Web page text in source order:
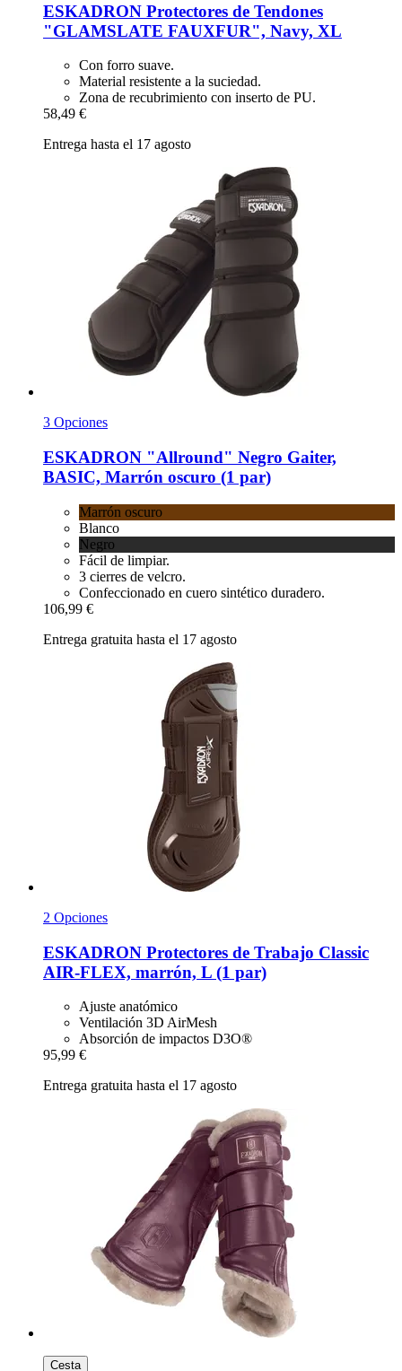
ESKADRON Protectores de Tendones
"GLAMSLATE FAUXFUR", Navy, XL
Con forro suave.
Material resistente a la suciedad.
Zona de recubrimiento con inserto de PU.
58,49 €
Entrega hasta el 17 agosto
3 Opciones
ESKADRON "Allround" Negro Gaiter,
BASIC, Marrón oscuro (1 par)
Marrón oscuro
Blanco
Negro
Fácil de limpiar.
3 cierres de velcro.
Confeccionado en cuero sintético duradero.
106,99 €
Entrega gratuita hasta el 17 agosto
2 Opciones
ESKADRON Protectores de Trabajo Classic
AIR-​FLEX, marrón, L (1 par)
Ajuste anatómico
Ventilación 3D AirMesh
Absorción de impactos D3O®
95,99 €
Entrega gratuita hasta el 17 agosto
Cesta